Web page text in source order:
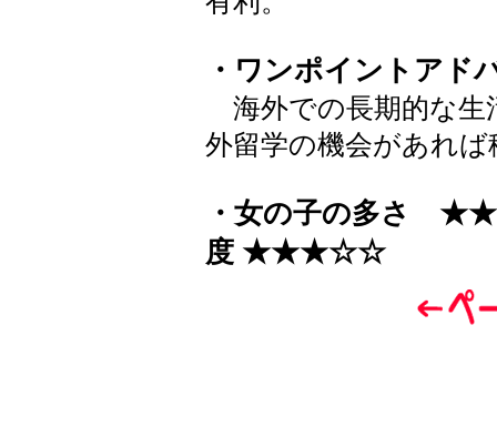
・ワンポイントアド
海外での長期的な生
外留学の機会があれ
・女の子の多さ
度 ★★★☆☆